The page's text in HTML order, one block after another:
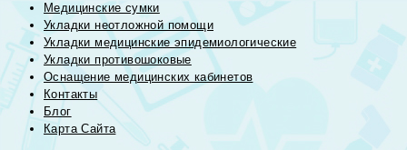
Медицинские сумки
Укладки неотложной помощи
Укладки медицинские эпидемиологические
Укладки противошоковые
Оснащение медицинских кабинетов
Контакты
Блог
Карта Сайта